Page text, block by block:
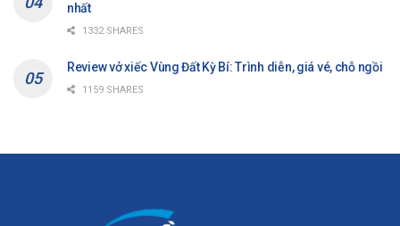
nhất
1332 SHARES
Review vở xiếc Vùng Đất Kỳ Bí: Trình diễn, giá vé, chỗ ngồi
1159 SHARES